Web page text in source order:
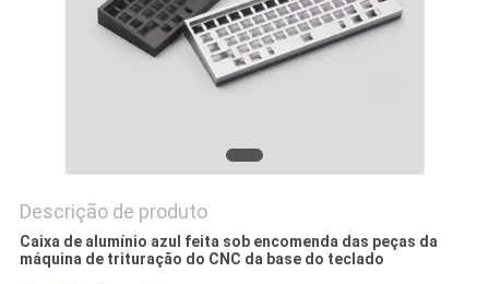
Descrição de produto
Caixa de alumínio azul feita sob encomenda das peças da
máquina de trituração do CNC da base do teclado